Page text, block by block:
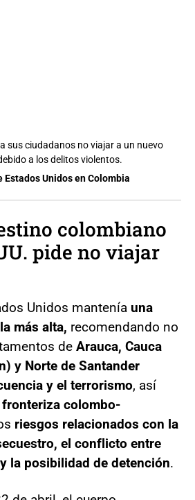
sus ciudadanos no viajar a un nuevo
a los delitos violentos.
Estados Unidos en Colombia
colombiano
pide no viajar
Unidos mantenía una
más alta, recomendando no
de Arauca, Cauca
y Norte de Santander
y el terrorismo, así
colombo-
riesgos relacionados con la
el conflicto entre
la posibilidad de detención.